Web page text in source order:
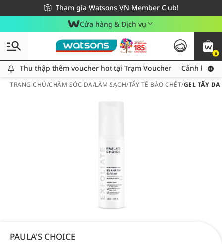
Tham gia Watsons VN Member Club!
Miễn phí giao hàng cho đơn hàng từ 249,000Đ
Giao hàng nhanh 24h - Áp dụng khu vực TP. Hồ Chí Minh
Cửa hàng & Dịch vụ
0
Thu thập thêm voucher hot tại Trạm Voucher
Thu thập thêm voucher hot tại Trạm Voucher Cảnh báo
TRANG CHỦ/CHĂM SÓC DA/LÀM SẠCH/TẨY TẾ BÀO CHẾT/GEL TẨY
PAULA'S CHOICE